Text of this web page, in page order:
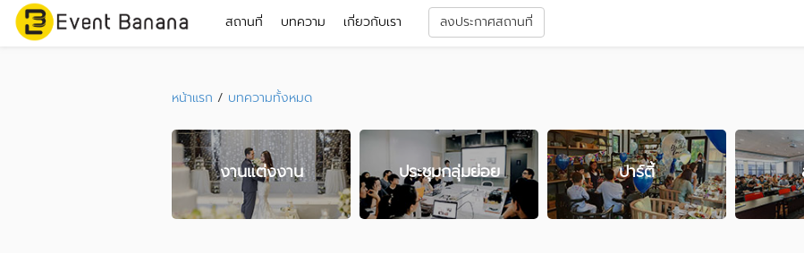
สถานที่ บทความ เกี่ยวกับเรา ลงประกาศสถานที่
หน้าแรก / บทความทั้งหมด
งานแต่งงาน ประชุมกลุ่มย่อย ปาร์ตี้